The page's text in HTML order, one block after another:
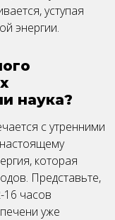
уступая
энергии.
наука?
с утренними
которая
Представьте,
16 часов
уже